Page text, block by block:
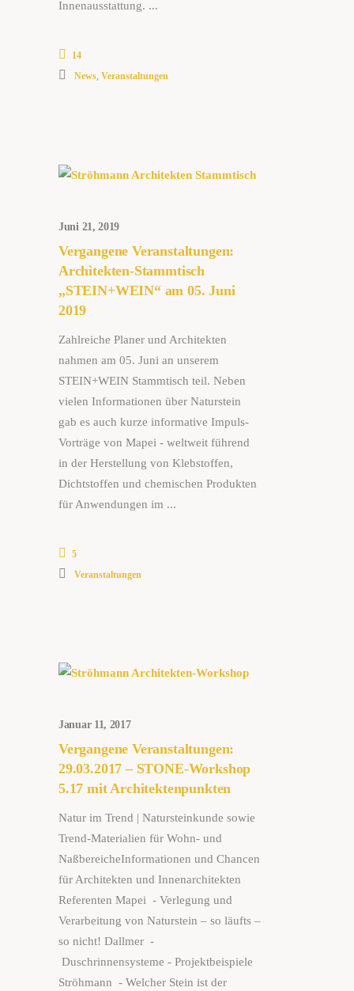
Innenausstattung.
14
News, Veranstaltungen
Juni 21, 2019
Vergangene Veranstaltungen:
Architekten-Stammtisch
„STEIN+WEIN“ am 05. Juni
2019
Zahlreiche Planer und Architekten
nahmen am 05. Juni an unserem
STEIN+WEIN Stammtisch teil. Neben
vielen Informationen über Naturstein
gab es auch kurze informative Impuls-
Vorträge von Mapei - weltweit führend
in der Herstellung von Klebstoffen,
Dichtstoffen und chemischen Produkten
für Anwendungen im
5
Veranstaltungen
Januar 11, 2017
Vergangene Veranstaltungen:
29.03.2017 – STONE-Workshop
5.17 mit Architektenpunkten
Natur im Trend | Natursteinkunde sowie
Trend-Materialien für Wohn- und
NaßbereicheInformationen und Chancen
für Architekten und Innenarchitekten
Referenten Mapei - Verlegung und
Verarbeitung von Naturstein – so läufts –
so nicht! Dallmer -
Duschrinnensysteme - Projektbeispiele
Ströhmann - Welcher Stein ist der